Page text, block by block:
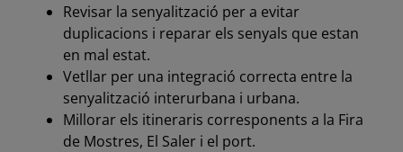
Revisar la senyalització per a evitar
duplicacions i reparar els senyals que estan
en mal estat.
Vetllar per una integració correcta entre la
senyalització interurbana i urbana.
Millorar els itineraris corresponents a la Fira
de Mostres, El Saler i el port.